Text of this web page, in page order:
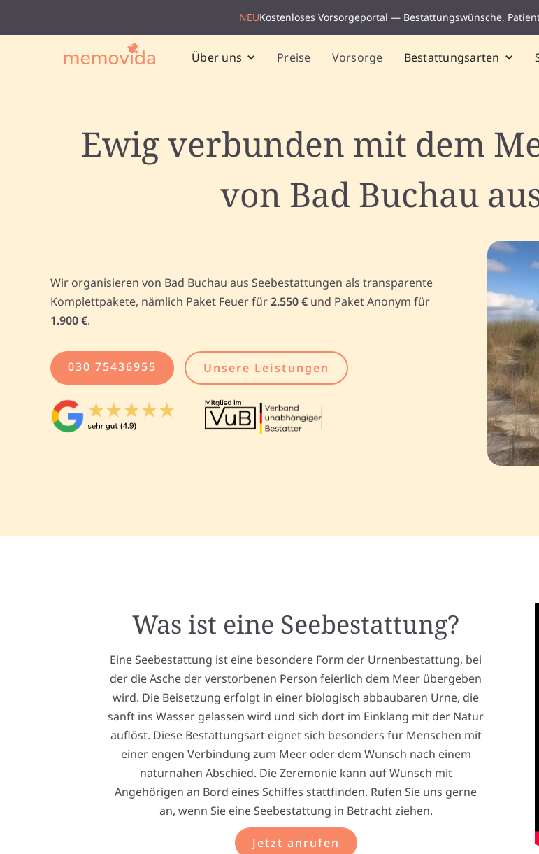
NEUKostenloses Vorsorgeportal — Bestattungswünsche,
Über uns Preise Vorsorge Bestattungsarten
Ewig verbunden mit dem
von Bad Buchau
Wir organisieren von Bad Buchau aus Seebestattungen als transparente
Komplettpakete, nämlich Paket Feuer für2.550 € und Paket Anonym für
1.900 €.
030 75436955 Unsere Leistungen
Was ist eine Seebestattung?
Eine Seebestattung ist eine besondere Form der Urnenbestattung, bei
der die Asche der verstorbenen Person feierlich dem Meer übergeben
wird. Die Beisetzung erfolgt in einer biologisch abbaubaren Urne, die
sanft ins Wasser gelassen wird und sich dort im Einklang mit der Natur
auflöst. Diese Bestattungsart eignet sich besonders für Menschen mit
einer engen Verbindung zum Meer oder dem Wunsch nach einem
naturnahen Abschied. Die Zeremonie kann auf Wunsch mit
Angehörigen an Bord eines Schiffes stattfinden. Rufen Sie uns gerne
an, wenn Sie eine Seebestattung in Betracht ziehen.
Jetzt anrufen